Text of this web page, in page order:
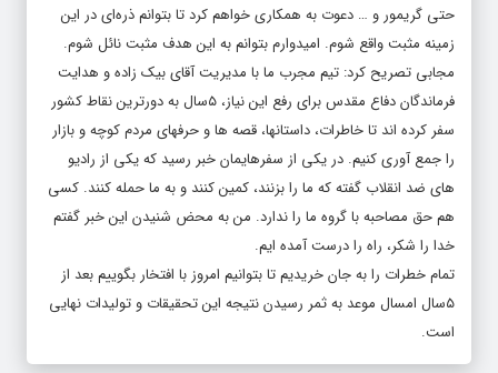
حتی گریمور و … دعوت به همکاری خواهم کرد تا بتوانم ذره‌ای ‌در این
زمینه مثبت واقع شوم. امیدوارم بتوانم به این هدف مثبت نائل شوم.
مجابی تصریح کرد: تیم مجرب ما با مدیریت آقای بیک زاده و هدایت
فرماندگان دفاع مقدس برای رفع این نیاز، ۵سال به دورترین نقاط کشور
سفر کرده اند تا خاطرات، داستانها، قصه ها و حرفهای مردم کوچه و بازار
را جمع آوری کنیم. در یکی از سفرهایمان خبر رسید که یکی از رادیو
های ضد انقلاب گفته که ما را بزنند، کمین کنند و به ما حمله کنند. کسی
هم حق مصاحبه با گروه ما را ندارد. من به محض شنیدن این خبر گفتم
خدا را شکر، راه را درست آمده ایم.
تمام خطرات را به جان خریدیم تا بتوانیم امروز با افتخار بگوییم بعد از
۵سال امسال موعد به ثمر رسیدن نتیجه این تحقیقات و تولیدات نهایی
است.